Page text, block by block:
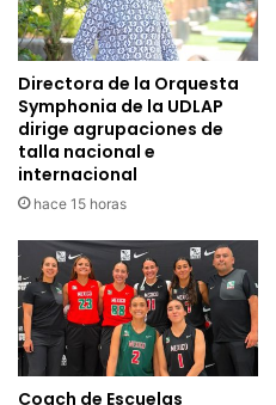
Directora de la Orquesta
Symphonia de la UDLAP
dirige agrupaciones de
talla nacional e
internacional
hace 15 horas
Coach de Escuelas